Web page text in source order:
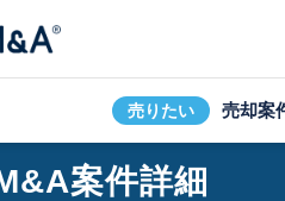
売りたい 売却案
案件詳細